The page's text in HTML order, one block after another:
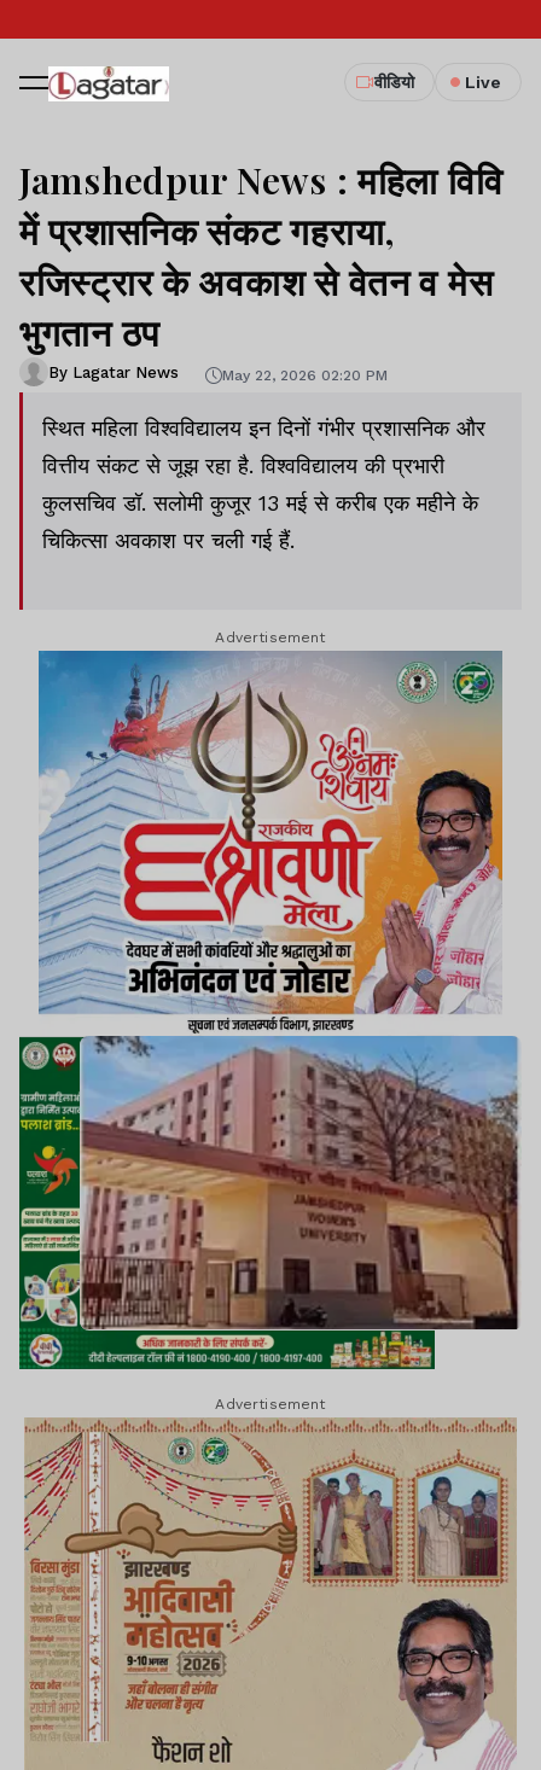
वीडियो Live
Jamshedpur News : महिला विवि
में प्रशासनिक संकट गहराया,
रजिस्ट्रार के अवकाश से वेतन व मेस
भुगतान ठप
By Lagatar News May 22, 2026 02:20 PM
स्थित महिला विश्वविद्यालय इन दिनों गंभीर प्रशासनिक और
वित्तीय संकट से जूझ रहा है. विश्वविद्यालय की प्रभारी
कुलसचिव डॉ. सलोमी कुजूर 13 मई से करीब एक महीने के
चिकित्सा अवकाश पर चली गई हैं.
Advertisement
Advertisement